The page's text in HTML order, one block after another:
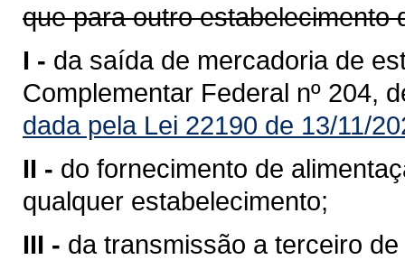
que para outro estabelecimento
I - da saída de mercadoria de
Complementar Federal nº 204,
dada pela Lei 22190 de 13/11/
II - do fornecimento de
qualquer estabelecimento;
III - da transmissão a terceiro